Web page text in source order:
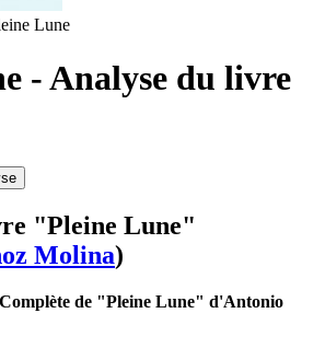
Lune
- Analyse du livre
"Pleine Lune"
Molina)
de "Pleine Lune" d'Antonio